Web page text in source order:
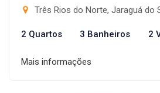
Três Rios do Norte, Jaraguá do
2 Quartos 3 Banheiros 2
Mais informações